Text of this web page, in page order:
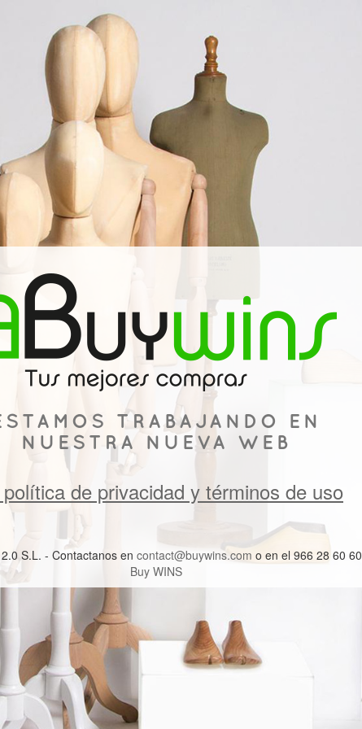
TRABAJANDO EN
NUESTRA NUEVA WEB
de privacidad y términos de uso
S.L. - Contactanos en contact@buywins.com o en el 966 28 60 60
Buy WINS